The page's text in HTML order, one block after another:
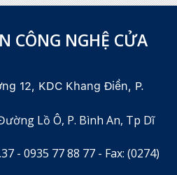
CÔNG NGHỆ CỬA
12, KDC Khang Điền, P.
Lồ Ô, P. Bình An, Tp Dĩ
- 0935 77 88 77 - Fax: (0274)